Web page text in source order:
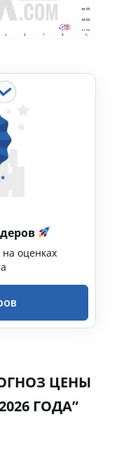
оценках
ЦЕНЫ
ГОДА”